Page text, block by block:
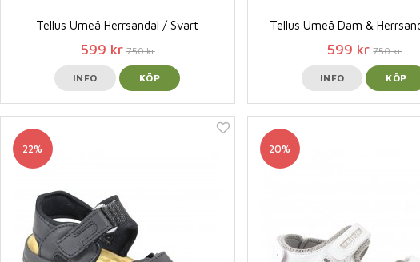
Tellus Umeå Herrsandal / Svart
599 kr 750 kr
INFO KÖP
Tellus Umeå Dam &
599 kr 750 kr
INFO KÖP
22% 20%